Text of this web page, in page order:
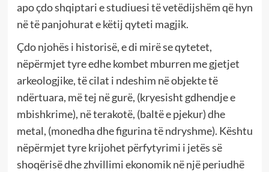
apo çdo shqiptari e studiuesi të vetëdijshëm që hyn
në të panjohurat e këtij qyteti magjik.
Çdo njohës i historisë, e di mirë se qytetet,
nëpërmjet tyre edhe kombet mburren me gjetjet
arkeologjike, të cilat i ndeshim në objekte të
ndërtuara, më tej në gurë, (kryesisht gdhendje e
mbishkrime), në terakotë, (baltë e pjekur) dhe
metal, (monedha dhe figurina të ndryshme). Kështu
nëpërmjet tyre krijohet përfytyrimi i jetës së
shoqërisë dhe zhvillimi ekonomik në një periudhë